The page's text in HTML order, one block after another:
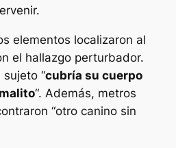
elementos localizaron al
el hallazgo perturbador.
“cubría su cuerpo
“. Además, metros
“otro canino sin